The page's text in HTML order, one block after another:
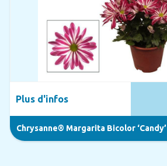
Chrysanne® Margarita Bicolor ‘Candy’
Plus d'infos